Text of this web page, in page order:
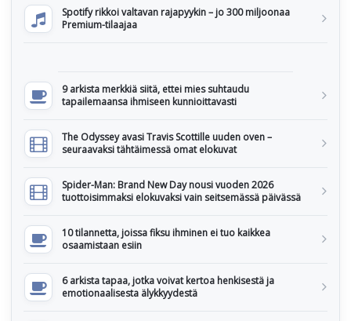
Spotify rikkoi valtavan rajapyykin – jo 300 miljoonaa
Premium-tilaajaa
9 arkista merkkiä siitä, ettei mies suhtaudu
tapailemaansa ihmiseen kunnioittavasti
The Odyssey avasi Travis Scottille uuden oven –
seuraavaksi tähtäimessä omat elokuvat
Spider-Man: Brand New Day nousi vuoden 2026
tuottoisimmaksi elokuvaksi vain seitsemässä päivässä
10 tilannetta, joissa fiksu ihminen ei tuo kaikkea
osaamistaan esiin
6 arkista tapaa, jotka voivat kertoa henkisestä ja
emotionaalisesta älykkyydestä